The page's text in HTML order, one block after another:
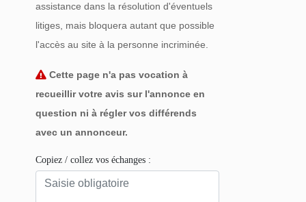
assistance dans la résolution d'éventuels
litiges, mais bloquera autant que possible
l'accès au site à la personne incriminée.
Cette page n'a pas vocation à
recueillir votre avis sur l'annonce en
question ni à régler vos différends
avec un annonceur.
Copiez / collez vos échanges :